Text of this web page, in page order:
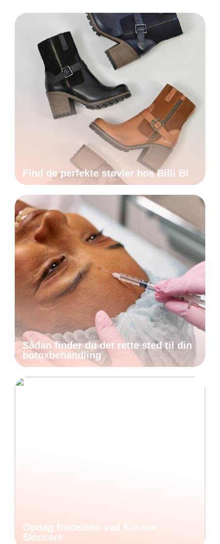
Find de perfekte støvler hos Billi Bi
Sådan finder du det rette sted til din
botoxbehandling
Opdag fordelene ved Korean
Skincare